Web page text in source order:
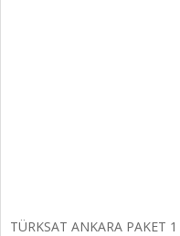
TÜRKSAT ANKARA